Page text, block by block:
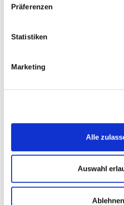
Präferenzen
Statistiken
Marketing
Alle
Auswahl
Ablehnen
© Schiffsmühle Ginsheim am Rhein e.V.